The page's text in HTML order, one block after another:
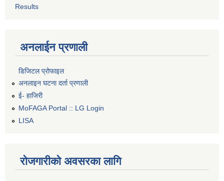
Results
अनलाईन प्रणाली
डिजिटल प्रोफाइल
अनलाइन घटना दर्ता प्रणाली
ई- हाजिरी
MoFAGA Portal :: LG Login
LISA
रोजगारीको अवसरका लागि